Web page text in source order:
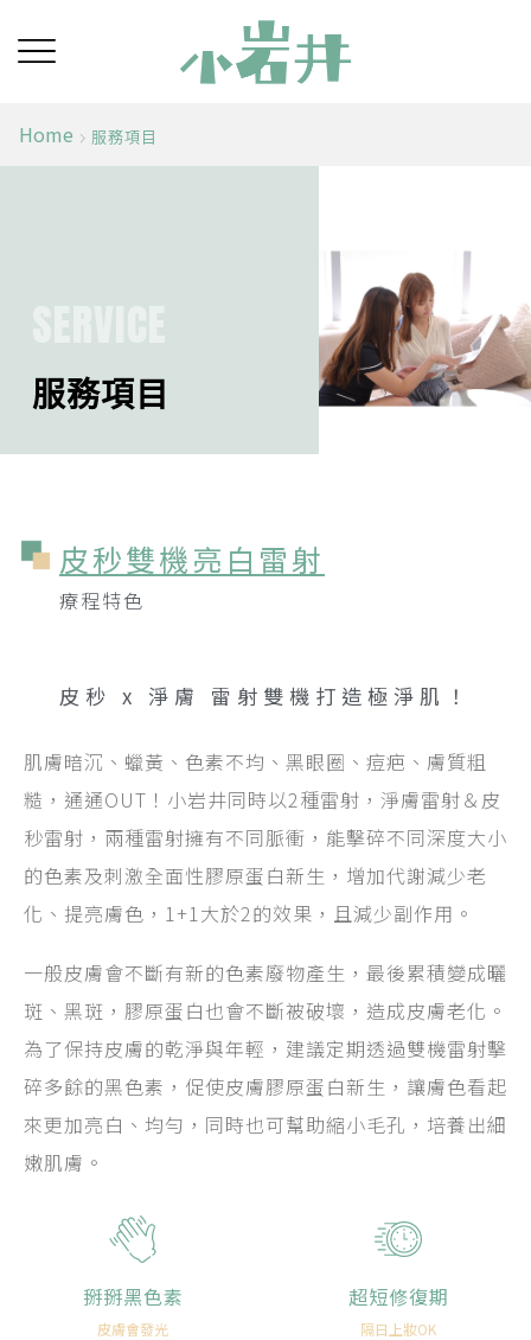
Home 服務項目
服務項目
皮秒雙機亮白雷射
療程特色
皮秒 x 淨膚 雷 射 雙機打造 極 肌 ！
肌膚暗沉、蠟黃、色素不均、黑眼圈、痘疤、膚質粗
糙，通通OUT！小岩井同時以2種雷射，淨膚雷射＆皮
秒雷射，兩種雷射擁有不同脈衝，能擊碎不同深度大小
的色素及刺激全面性膠原蛋白新生，增加代謝減少老
化、提亮膚色，1+1大於2的效果，且減少副作用。
一般皮膚會不斷有新的色素廢物產生，最後累積變成曬
斑、黑斑，膠原蛋白也會不斷被破壞，造成皮膚老化。
為了保持皮膚的乾淨與年輕，建議定期透過雙機雷射擊
碎多餘的黑色素，促使皮膚膠原蛋白新生，讓膚色看起
來更加亮白、均勻，同時也可幫助縮小毛孔，培養出細
嫩肌膚。
掰掰黑色素
皮膚會發光
超短修復期
隔日上妝OK